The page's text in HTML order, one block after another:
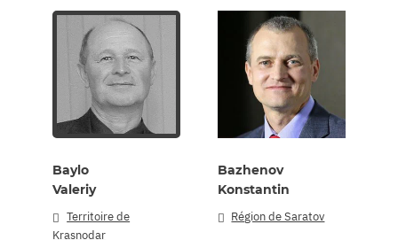
Baylo
Valeriy
Territoire de
Krasnodar
Bazhenov
Konstantin
Région de Saratov